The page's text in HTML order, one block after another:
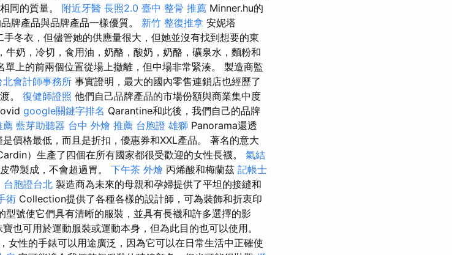
同的質量。 附近牙醫 長照2.0 臺中 整骨 推薦 Minner.hu的
牌產品與品牌產品一樣優質。 新竹 整復推拿 安妮塔
手冬衣，但儘管她的供應量很大，但她並沒有找到想要的東
牛奶，冷切，食用油，奶酪，酸奶，奶酪，礦泉水，麵粉和
單上的前兩個位置從場上撤離，但中場非常緊湊。 製造商監
北會計師事務所 事實證明，最大的國內零售連鎖店也經歷了
。 復健師證照 他們自己品牌產品的市場份額與商業集中度
google關鍵字排名 Qarantine和此後，我們自己的品牌
薦 藍芽助聽器 台中 外燴 推薦 台胞證 雄獅 Panorama還透
價格最低，而且是折扣，優惠券和XXL產品。 著名的意大
）生產了四個在所有國家都很受歡迎的女性長襪。 氣結
帶製成，不會超過胃。 下午茶 外燴 丙烯酸和梅蘭茲 記帳士
台胞證台北 製造商為未來的母親和孕婦提供了平坦的接縫和
術 Collection提供了各種各樣的設計師，可為裝飾和折衷印
型號使它們具有清晰的服裝，並具有長襪和許多選擇的影
也可用於運動服裝或運動本身，但為此目的也可以使用。
女性的手錶可以用途廣泛，因為它可以在日常生活中正確使